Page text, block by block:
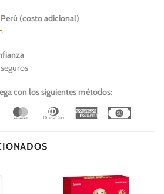
(costo adicional)
con los siguientes métodos:
MasterCardDinners
American